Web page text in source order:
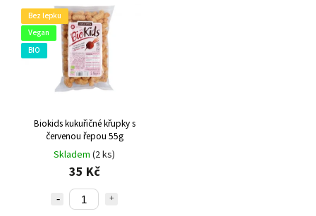
Bez lepku
Vegan
BIO
Biokids kukuřičné křupky s
červenou řepou 55g
Skladem (2 ks)
35 Kč